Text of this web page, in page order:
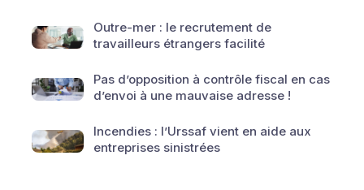
Outre-mer : le recrutement de
travailleurs étrangers facilité
Pas d’opposition à contrôle fiscal en cas
d’envoi à une mauvaise adresse !
Incendies : l’Urssaf vient en aide aux
entreprises sinistrées